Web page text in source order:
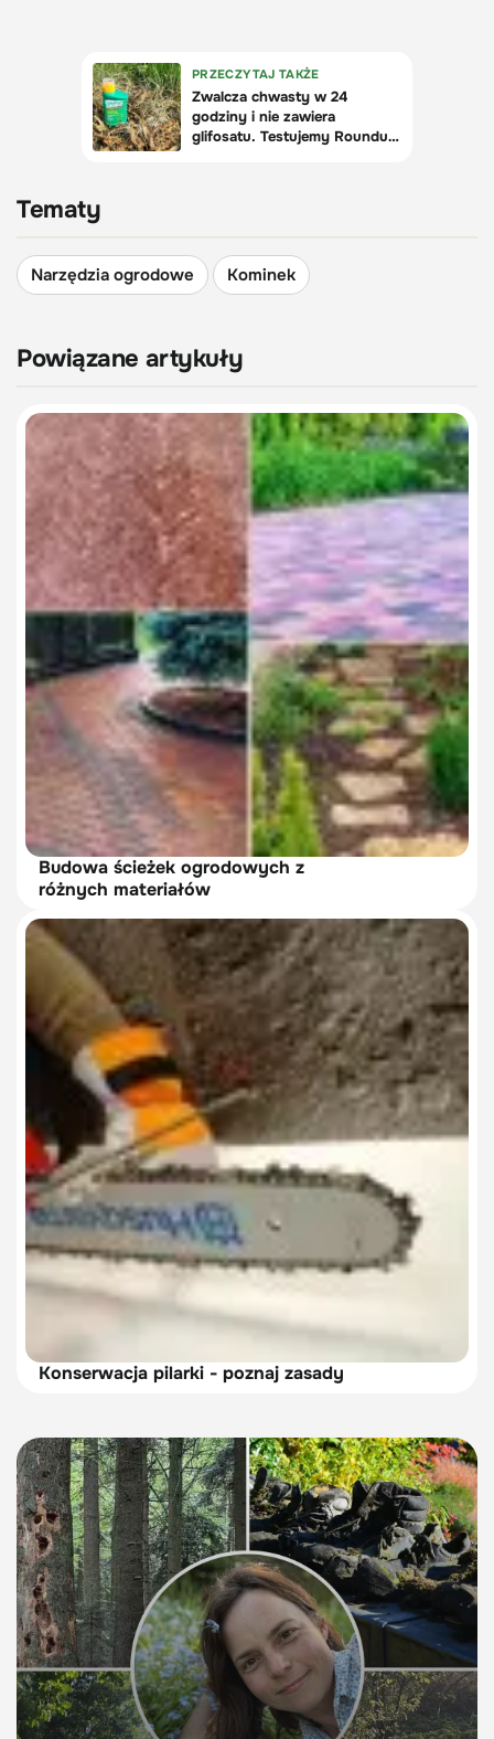
Tematy
Narzędzia ogrodowe Kominek
Powiązane artykuły
Budowa ścieżek ogrodowych z
różnych materiałów
Konserwacja pilarki - poznaj zasady